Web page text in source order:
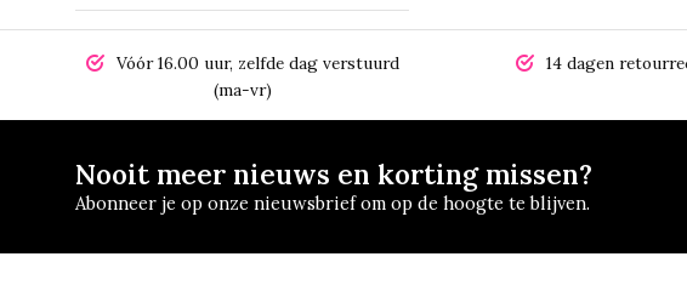
Vóór 16.00 uur, zelfde dag verstuurd
(ma-vr)
14 dagen
Nooit meer nieuws en korting missen?
Abonneer je op onze nieuwsbrief om op de hoogte te blijven.